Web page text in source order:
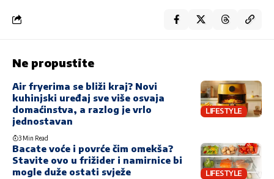
Ne propustite
LIFESTYLE
Air fryerima se bliži kraj? Novi
kuhinjski uređaj sve više osvaja
domaćinstva, a razlog je vrlo
jednostavan
3 Min Read
LIFESTYLE
Bacate voće i povrće čim omekša?
Stavite ovo u frižider i namirnice bi
mogle duže ostati svježe